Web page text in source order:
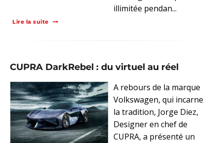
illimitée pendan...
Lire la suite
CUPRA DarkRebel : du virtuel au réel
A rebours de la marque
Volkswagen, qui incarne
la tradition, Jorge Diez,
Designer en chef de
CUPRA, a présenté un